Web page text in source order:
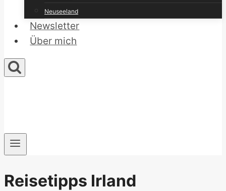
Neuseeland
Newsletter
Über mich
Reisetipps Irland